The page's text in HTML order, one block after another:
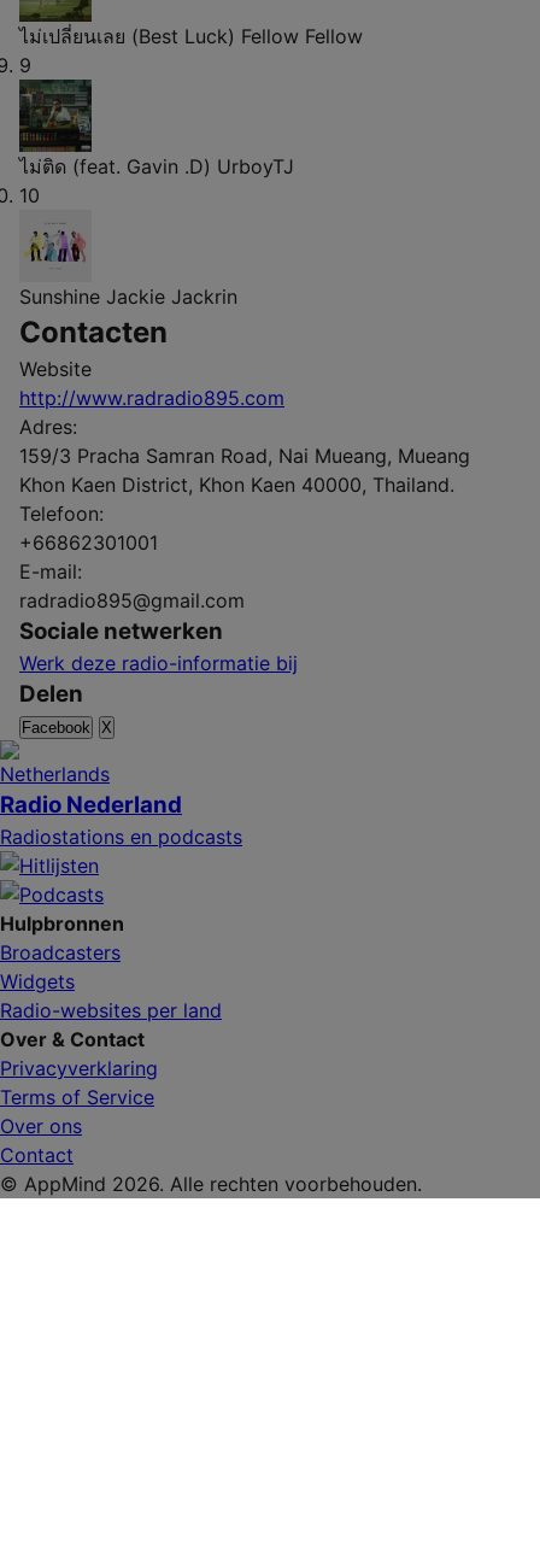
ไม่เปลี่ยนเลย (Best Luck) Fellow Fellow
9
ไม่ติด (feat. Gavin .D) UrboyTJ
10
Sunshine Jackie Jackrin
Contacten
Website
http://www.radradio895.com
Adres:
159/3 Pracha Samran Road, Nai Mueang, Mueang
Khon Kaen District, Khon Kaen 40000, Thailand.
Telefoon:
+66862301001
E-mail:
radradio895@gmail.com
Sociale netwerken
Werk deze radio-informatie bij
Delen
Facebook X
Radio Nederland
Radiostations en podcasts
Hulpbronnen
Broadcasters
Widgets
Radio-websites per land
Over & Contact
Privacyverklaring
Terms of Service
Over ons
Contact
© AppMind 2026. Alle rechten voorbehouden.